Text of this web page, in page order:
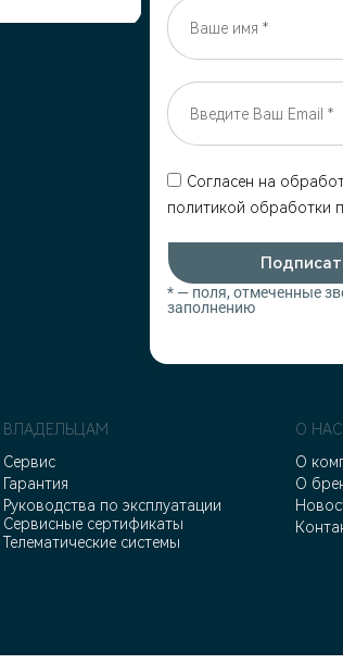
Согласен на
политикой обработки
* — поля, отмеченные
заполнению
ВЛАДЕЛЬЦАМ
Сервис
Гарантия
Руководства по эксплуатации
Сервисные сертификаты
Телематические системы
О НАС
О
О